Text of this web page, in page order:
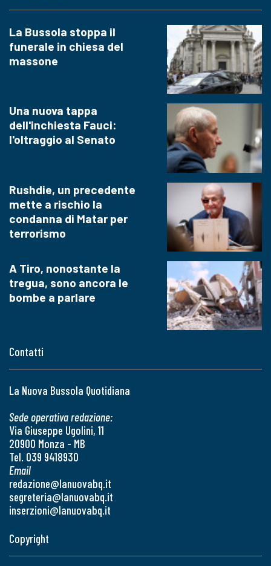
Contatti
La Nuova Bussola Quotidiana
Sede operativa redazione:
Via Giuseppe Ugolini, 11
20900 Monza - MB
Tel. 039 9418930
Email
redazione@lanuovabq.it
segreteria@lanuovabq.it
inserzioni@lanuovabq.it
La Bussola stoppa il
funerale in chiesa del
massone
Una nuova tappa
dell'inchiesta Fauci:
l'oltraggio al Senato
Rushdie, un precedente
mette a rischio la
condanna di Matar per
terrorismo
A Tiro, nonostante la
tregua, sono ancora le
bombe a parlare
Copyright